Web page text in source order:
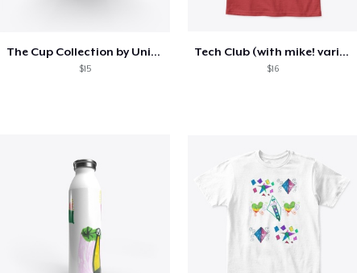
The Cup Collection by Unicorn Bat
$15
Tech Club (with mike! variant)
$16